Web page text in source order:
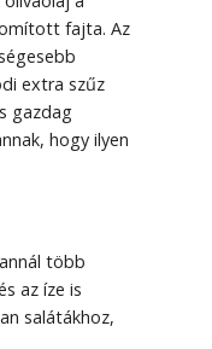
fajta. Az
extra szűz
gazdag
hogy ilyen
több
az íze is
salátákhoz,